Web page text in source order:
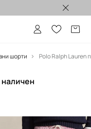
>
шорти
наличен